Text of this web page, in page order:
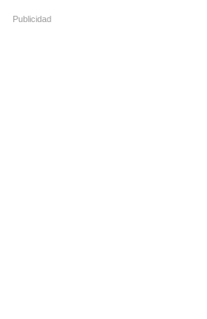
Publicidad